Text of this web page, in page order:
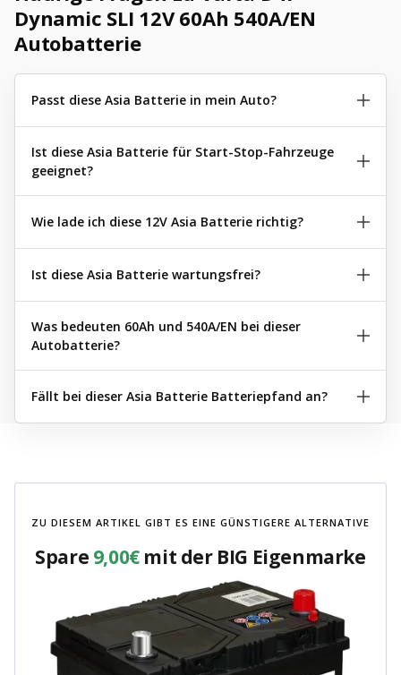
Dynamic SLI 12V 60Ah 540A/EN
Autobatterie
Passt diese Asia Batterie in mein Auto?
Ist diese Asia Batterie für Start-Stop-Fahrzeuge
geeignet?
Wie lade ich diese 12V Asia Batterie richtig?
Ist diese Asia Batterie wartungsfrei?
Was bedeuten 60Ah und 540A/EN bei dieser
Autobatterie?
Fällt bei dieser Asia Batterie Batteriepfand an?
ZU DIESEM ARTIKEL GIBT ES EINE GÜNSTIGERE ALTERNATIVE
Spare 9,00€mit der BIG Eigenmarke